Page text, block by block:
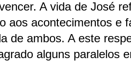
A vida de José
aos acontecimentos e
de ambos. A este
alguns paralelos